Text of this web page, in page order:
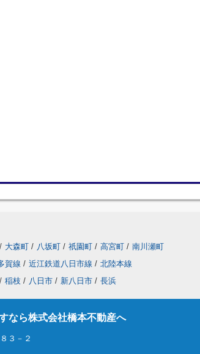
/ 大森町 / 八坂町 / 祇園町 / 高宮町 / 南川瀬町
賀線 / 近江鉄道八日市線 / 北陸本線
/ 稲枝 / 八日市 / 新八日市 / 長浜
なら株式会社橋本不動産へ
３－２